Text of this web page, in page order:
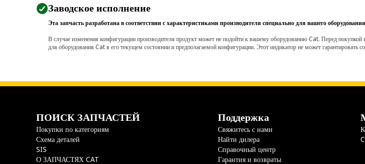
Заводское исполнение
Эта запчасть разработана в соответствии с характеристиками производителя специально для вашего
В случае изменения конфигурации производителя продукт может не подойти к вашему оборудованию Cat. Перед покупкой
для оборудования Cat в его текущем состоянии и предполагаемой конфигурации. Этот индикатор не может гарантировать
ПОИСК ЗАПЧАСТЕЙ
Покупки по категориям
Схема деталей
SIS
О ЗАПЧАСТЯХ CAT
Поддержка
Свяжитесь с нами
Найти дилера
Справочный центр
Гарантия и возвраты